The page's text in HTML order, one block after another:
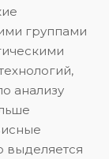
группами
анализу
выделяется